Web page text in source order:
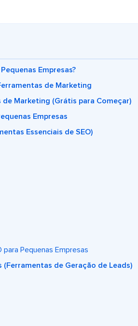
Empresas?
de Marketing
de Marketing (Grátis para Começar)
Empresas
Essenciais de SEO)
para Pequenas Empresas
de Geração de Leads)